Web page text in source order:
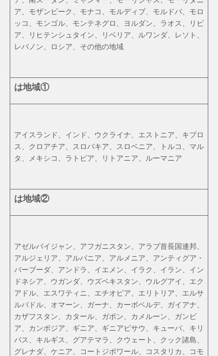
ア、モザンビーク、モナコ、モルディブ、モルドバ、モロ
ッコ、モンゴル、モンテネグロ、ヨルダン、ラオス、リビ
ア、リヒテンシュタイン、リベリア、ルワンダ、レソト、
レバノン、ロシア、その他の地域
は地域①
アイスランド、インド、ウクライナ、エストニア、キプロ
ス、クロアチア、スロバキア、スロベニア、トルコ、マル
タ、メキシコ、ラトビア、リトアニア、ルーマニア
は地域②
アゼルバイジャン、アフガニスタン、アラブ首長国連邦、
アルジェリア、アルバニア、アルメニア、アンティグア・
バーブーダ、アンドラ、イエメン、イラク、イラン、イン
ドネシア、ウガンダ、ウズベキスタン、ウルグアイ、エク
アドル、エスワティニ、エチオピア、エリトリア、エルサ
ルバドル、オマーン、ガーナ、カーボベルデ、ガイアナ、
カザフスタン、カタール、ガボン、カメルーン、ガンビ
ア、カンボジア、ギニア、ギニアビサウ、キューバ、キリ
バス、キルギス、グアテマラ、クウェート、クック諸島、
グレナダ、ケニア、コートジボワール、コスタリカ、コモ